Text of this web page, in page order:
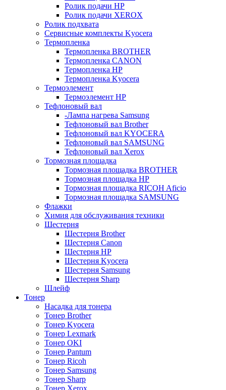
Ролик подачи HP
Ролик подачи XEROX
Ролик подхвата
Сервисные комплекты Kyocera
Термопленка
Термопленка BROTHER
Термопленка CANON
Термопленка HP
Термопленка Kyocera
Термоэлемент
Термоэлемент НР
Тефлоновый вал
-Лампа нагрева Samsung
Тефлоновый вал Brother
Тефлоновый вал KYOCERA
Тефлоновый вал SAMSUNG
Тефлоновый вал Xerox
Тормозная площадка
Тормозная площадка BROTHER
Тормозная площадка HP
Тормозная площадка RICOH Aficio
Тормозная площадка SAMSUNG
Флажки
Химия для обслуживания техники
Шестерня
Шестерня Brother
Шестерня Canon
Шестерня HP
Шестерня Kyocera
Шестерня Samsung
Шестерня Sharp
Шлейф
Тонер
Насадка для тонера
Тонер Brother
Тонер Kyocera
Тонер Lexmark
Тонер OKI
Тонер Pantum
Тонер Ricoh
Тонер Samsung
Тонер Sharp